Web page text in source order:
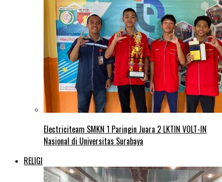
Electriciteam SMKN 1 Paringin Juara 2 LKTIN VOLT-IN
Nasional di Universitas Surabaya
RELIGI